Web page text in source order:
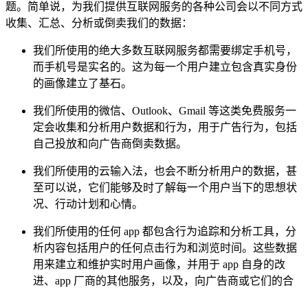
题。简单说，为我们提供互联网服务的各种公司会以不同方式
收集、汇总、分析或倒卖我们的数据：
我们所使用的绝大多数互联网服务都需要绑定手机号，
而手机号是实名的。这为每一个用户建立包含真实身份
的画像建立了基石。
我们所使用的微信、Outlook、Gmail 等这类免费服务一
定会收集和分析用户数据和行为，用于广告行为，包括
自己投放和向广告商倒卖数据。
我们所使用的云输入法，也会不断分析用户的数据，甚
至可以说，它们能够及时了解每一个用户当下的思想状
况、行动计划和心情。
我们所使用的任何 app 都包含行为追踪和分析工具，分
析内容包括用户的任何点击行为和浏览时间。这些数据
用来建立和维护实时用户画像，并用于 app 自身的改
进、app 厂商的其他服务，以及，向广告商或它们的合